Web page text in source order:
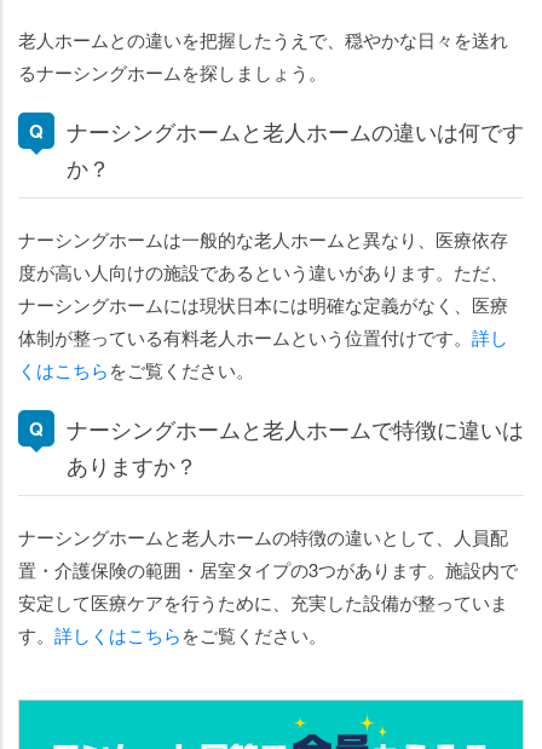
老人ホームとの違いを把握したうえで、穏やかな日々を送れ
るナーシングホームを探しましょう。
ナーシングホームと老人ホームの違いは何です
か？
ナーシングホームは一般的な老人ホームと異なり、医療依存
度が高い人向けの施設であるという違いがあります。ただ、
ナーシングホームには現状日本には明確な定義がなく、医療
体制が整っている有料老人ホームという位置付けです。 詳し
くはこちらをご覧ください。
ナーシングホームと老人ホームで特徴に違いは
ありますか？
ナーシングホームと老人ホームの特徴の違いとして、人員配
置・介護保険の範囲・居室タイプの3つがあります。施設内で
安定して医療ケアを行うために、充実した設備が整っていま
す。 詳しくはこちらをご覧ください。